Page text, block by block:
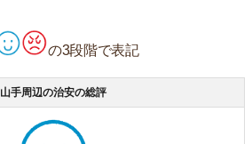
の3段階で表記
山手周辺の治安の総評